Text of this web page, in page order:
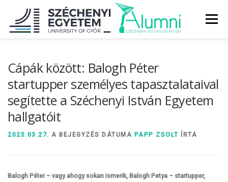
tartalomhoz
Menü
DIPLOMAÁTADÓ DIPLOMÁN TÚL
SZOLGÁLTATÁSOK ÉVFOLYAMOK
Cápák között: Balogh Péter
startupper személyes tapasztalataival
segítette a Széchenyi István Egyetem
hallgatóit
2025.03.27. A BEJEGYZÉS DÁTUMA PAPP ZSOLT ÍRTA
Balogh Péter – vagy ahogy sokan ismerik, Balogh Petya – startupper,